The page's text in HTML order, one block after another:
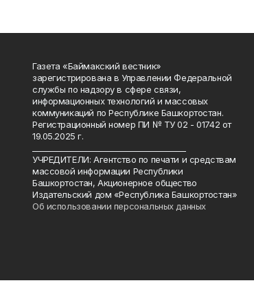
Газета «Баймакский вестник»
зарегистрирована в Управлении Федеральной
службы по надзору в сфере связи,
информационных технологий и массовых
коммуникаций по Республике Башкортостан.
Регистрационный номер ПИ № ТУ 02 - 01742 от
19.05.2025 г.
УЧРЕДИТЕЛИ: Агентство по печати и средствам
массовой информации Республики
Башкортостан, Акционерное общество
Издательский дом «Республика Башкортостан»
Об использовании персональных данных